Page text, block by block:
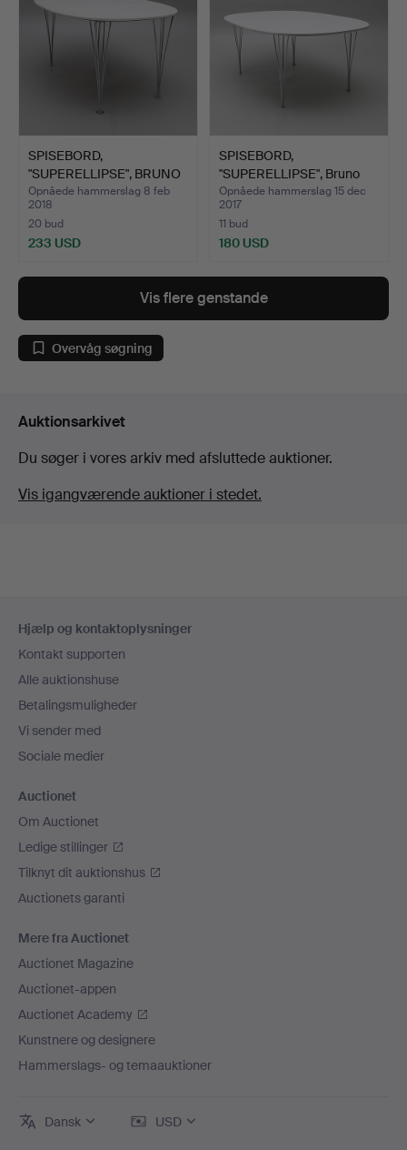
SPISEBORD,
"SUPERELLIPSE", BRUNO
MATHSON&P…
Opnåede hammerslag 8 feb
2018
20 bud
233 USD
SPISEBORD,
"SUPERELLIPSE", Bruno
Mathson&P…
Opnåede hammerslag 15 dec
2017
11 bud
180 USD
Vis flere genstande
Overvåg søgning
Auktionsarkivet
Du søger i vores arkiv med afsluttede auktioner.
Vis igangværende auktioner i stedet.
Hjælp og kontaktoplysninger
Kontakt supporten
Alle auktionshuse
Betalingsmuligheder
Vi sender med
Sociale medier
Auctionet
Om Auctionet
Ledige stillinger
Tilknyt dit auktionshus
Auctionets garanti
Mere fra Auctionet
Auctionet Magazine
Auctionet-appen
Auctionet Academy
Kunstnere og designere
Hammerslags- og temaauktioner
Dansk USD